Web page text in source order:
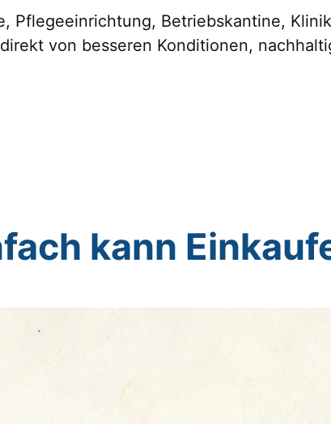
Pflegeeinrichtung, Betriebskantine,
von besseren Konditionen,
kann